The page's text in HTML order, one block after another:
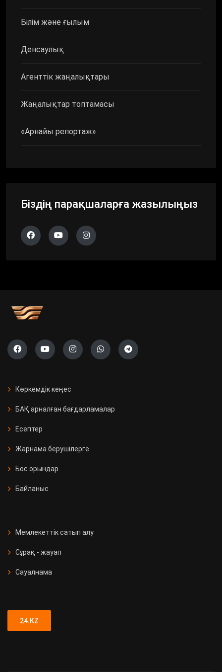
Білім және ғылым
Денсаулық
Агенттік жаңалықтары
Жаңалықтар топтамасы
«Арнайы репортаж»
Біздің парақшаларға жазылыңыз
Көркемдік кеңес
БАҚ арналған бағдарламалар
Есептер
Жарнама берушілерге
Бос орындар
Байланыс
Мемлекеттік сатып алу
Сұрақ - жауап
Сауалнама
24.KZ